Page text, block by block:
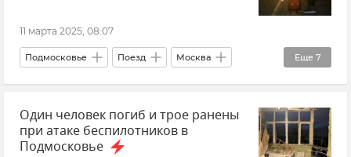
11 марта 2025, 08:07
Еще 7
Подмосковье Поезд Москва
Московская железная дорога
Московская область
Беспилотник (БПЛА, дрон)
Один человек погиб и трое ранены
при атаке беспилотников в
Подмосковье